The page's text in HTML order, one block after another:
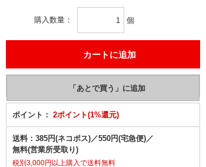
購入数量 個
ポイント： 2ポイント(1%還元)
送料： 385円(ネコポス)／550円(宅急便)／
無料(営業所受取り)
税別3,000円以上購入で送料無料